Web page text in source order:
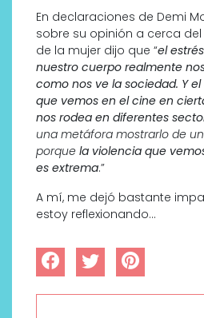
En declaraciones de Demi
sobre su opinión a cerca
de la mujer dijo que “el
nuestro cuerpo realmente
como nos ve la sociedad. Y
que vemos en el cine en
nos rodea en diferentes
una metáfora mostrarlo de
porque la violencia que
es extrema.”
A mí, me dejó bastante
estoy reflexionando…